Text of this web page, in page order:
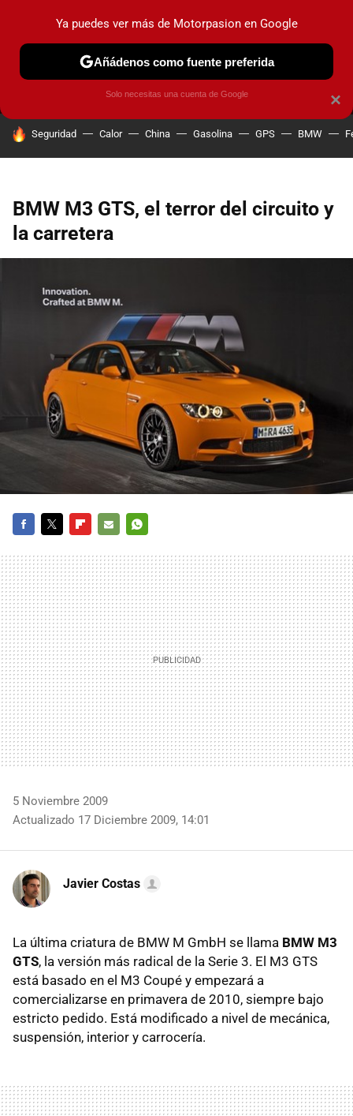
MENÚ NUEVO
COCHES ELÉCTRICOS OBSERVATORIO
HOY SE HABLA DE
Seguridad Calor China Gasolina GPS BMW
BMW M3 GTS, el terror del circuito y
la carretera
MAIL
5 Noviembre 2009
Actualizado 17 Diciembre 2009, 14:01
Javier Costas
La última criatura de BMW M GmbH se llama BMW M3
GTS, la versión más radical de la Serie 3. El M3 GTS
está basado en el M3 Coupé y empezará a
comercializarse en primavera de 2010, siempre bajo
estricto pedido. Está modificado a nivel de mecánica,
suspensión, interior y carrocería.
×
Ya puedes ver más de Motorpasion en Google
Añádenos como fuente preferida
Solo necesitas una cuenta de Google